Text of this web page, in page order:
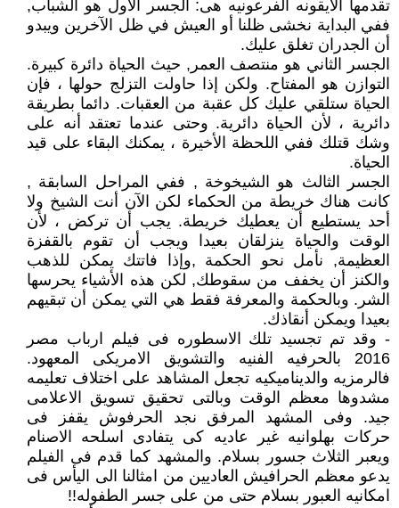
تقدمها الأيقونه الفرعونيه هى: الجسر الأول هو الشباب,
ففي البداية نخشى ظلنا أو العيش في ظل الآخرين ويبدو
أن الجدران تغلق عليك.
الجسر الثاني هو منتصف العمر, حيث الحياة دائرة كبيرة.
التوازن هو المفتاح. ولكن إذا حاولت التزلج حولها ، فإن
الحياة ستلقي عليك كل عقبة من العقبات. دائما بطريقة
دائرية ، لأن الحياة دائرية. وحتى عندما تعتقد أنه على
وشك قتلك ففي اللحظة الأخيرة ، يمكنك البقاء على قيد
الحياة.
الجسر الثالث هو الشيخوخة , ففي المراحل السابقة ,
كانت هناك خريطة من الحكماء لكن الآن أنت الشيخ ولا
أحد يستطيع أن يعطيك خريطة. يجب أن تركض ، لأن
الوقت والحياة ينزلقان بعيدا ويجب أن تقوم بالقفزة
العظيمة, نأمل نحو الحكمة ,وإذا فاتتك يمكن للذهب
والكنز أن يخفف من سقوطك, لكن هذه الأشياء يحرسها
الشر. وبالحكمة والمعرفة فقط هي التي يمكن أن تبقيهم
بعيدا ويمكن أنقاذك.
- وقد تم تجسيد تلك الاسطوره فى فيلم ارباب مصر
2016 بالحرفيه الفنيه والتشويق الامريكى المعهود.
فالرمزيه والديناميكيه تجعل المشاهد على اختلاف تعليمه
مشدوها معظم الوقت وبالتى تحقيق تسويق الاعلامى
جيد. وفى المشهد المرفق نجد الحرفوش يقفز فى
حركات بهلوانيه غير عاديه كى يتفادى اسلحه الاصنام
ويعبر الثلاث جسور بسلام. والمشهد كما قدم فى الفيلم
يدعو معظم الحرافيش العاديين من امثالنا الى اليأس فى
امكانيه العبور بسلام حتى من على جسر الطفوله!!